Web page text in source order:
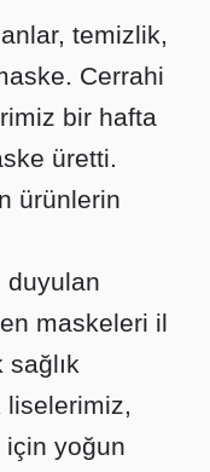
temizlik,
Cerrahi
bir hafta
üretti.
ürünlerin
duyulan
maskeleri il
sağlık
liselerimiz,
yoğun